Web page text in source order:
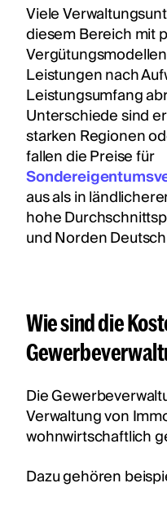
Viele
diesem Bereich mit
Leistungen nach
Leistungsumfang
Unterschiede sind
starken Regionen
fallen die Preise für
aus als in
hohe
und Norden
Wie sind die
Die
Verwaltung von
wohnwirtschaftlich
Dazu gehören